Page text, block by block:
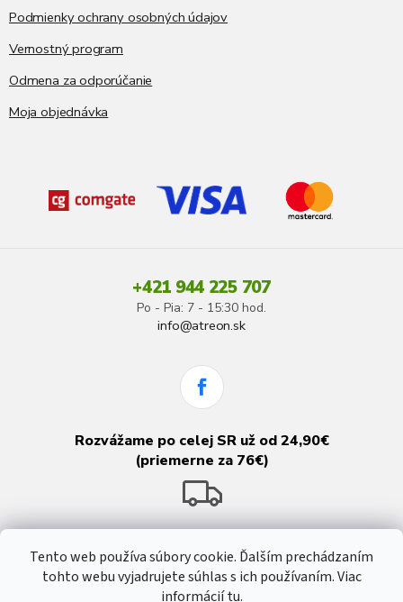
Tento web používa súbory cookie. Ďalším prechádzaním
tohto webu vyjadrujete súhlas s ich používaním. Viac
informáciítu.
Podmienky ochrany osobných údajov
Vernostný program
Odmena za odporúčanie
Moja objednávka
+421 944 225 707
Po - Pia: 7 - 15:30 hod.
info@atreon.sk
Rozvážame po celej SR už od 24,90€
(priemerne za 76€)